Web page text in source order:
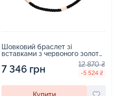
Шовковий браслет зі
вставками з червоного золота
7 346 грн 12 870 ₴
-5 524 ₴
Купити